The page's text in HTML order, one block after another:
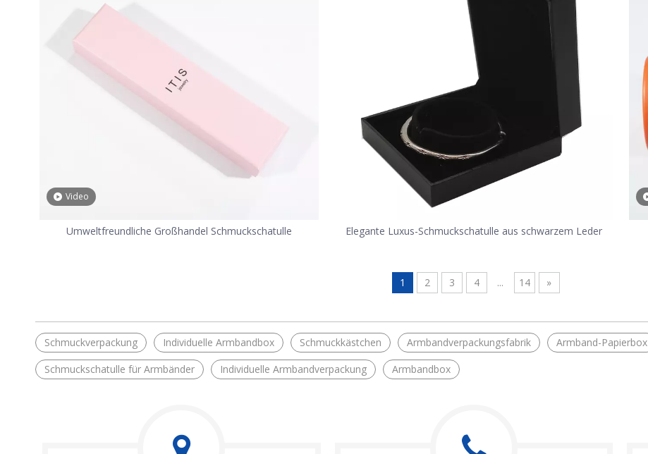
Video
Umweltfreundliche Großhandel Schmuckschatulle Elegante Luxus-Schmuckschatulle aus schwarzem Leder
1 2 3 4 ... 14 »
Schmuckverpackung Individuelle Armbandbox Schmuckkästchen Armbandverpackungsfabrik Armband-Papierbox
Schmuckschatulle für Armbänder
Individuelle Armbandverpackung Armbandbox